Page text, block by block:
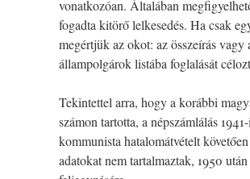
vonatkozóan. Általában
fogadta kitörő lelkesedés. Ha csak
megértjük az okot: az összeírás
állampolgárok listába foglalását
Tekintettel arra, hogy a korábbi
számon tartotta, a népszámlálás
kommunista hatalomátvételt
adatokat nem tartalmaztak, 1950